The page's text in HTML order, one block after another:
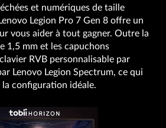
et numériques de taille
Legion Pro 7 Gen 8 offre un
vous aider à tout gagner. Outre la
1,5 mm et les capuchons
RVB personnalisable par
Lenovo Legion Spectrum, ce qui
configuration idéale.